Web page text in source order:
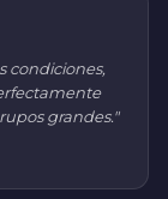
condiciones,
grandes."